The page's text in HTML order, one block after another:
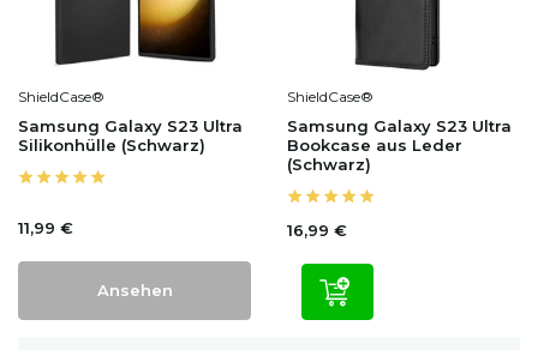
ShieldCase®
Samsung Galaxy S23 Ultra
Silikonhülle (Schwarz)
11,99 €
Ansehen
ShieldCase®
Samsung Galaxy S23 Ultra
Bookcase aus Leder
(Schwarz)
16,99 €